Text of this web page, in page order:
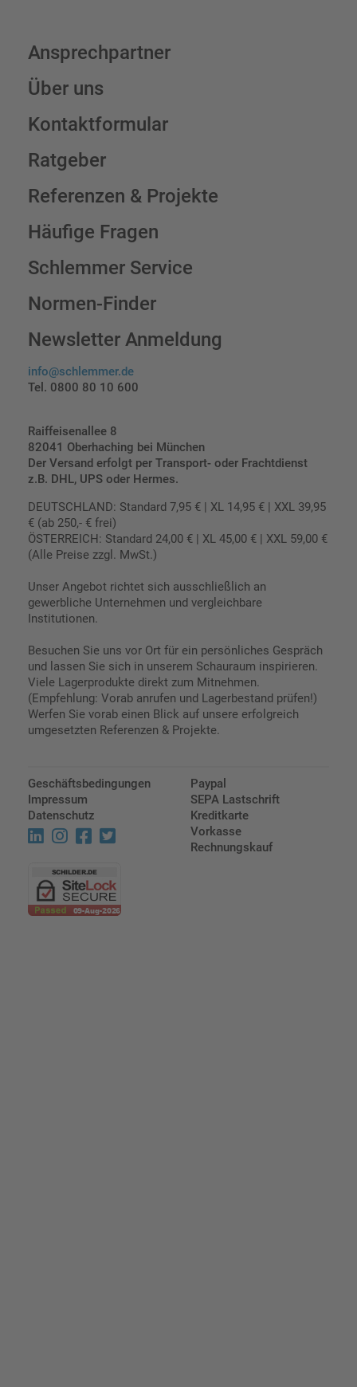
Ansprechpartner
Über uns
Kontaktformular
Ratgeber
Referenzen & Projekte
Häufige Fragen
Schlemmer Service
Normen-Finder
Newsletter Anmeldung
info@schlemmer.de
Tel. 0800 80 10 600
Raiffeisenallee 8
82041 Oberhaching bei München
Der Versand erfolgt per Transport- oder Frachtdienst
z.B. DHL, UPS oder Hermes.
DEUTSCHLAND: Standard 7,95 € | XL 14,95 € | XXL 39,95
€ (ab 250,- € frei)
ÖSTERREICH: Standard 24,00 € | XL 45,00 € | XXL 59,00 €
(Alle Preise zzgl. MwSt.)
Unser Angebot richtet sich ausschließlich an
gewerbliche Unternehmen und vergleichbare
Institutionen.
Besuchen Sie uns vor Ort für ein persönliches Gespräch
und lassen Sie sich in unserem Schauraum inspirieren.
Viele Lagerprodukte direkt zum Mitnehmen.
(Empfehlung: Vorab anrufen und Lagerbestand prüfen!)
Werfen Sie vorab einen Blick auf unsere erfolgreich
umgesetzten Referenzen & Projekte.
Geschäftsbedingungen
Impressum
Datenschutz
Paypal
SEPA Lastschrift
Kreditkarte
Vorkasse
Rechnungskauf